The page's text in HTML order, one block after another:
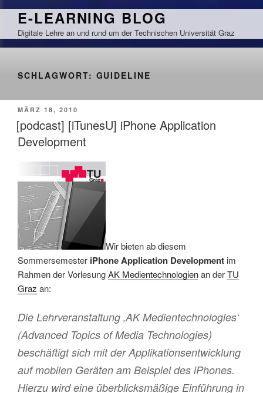
Zum
springen
E-LEARNING BLOG
Digitale Lehre an und rund um der Technischen Universität Graz
SCHLAGWORT: GUIDELINE
VERÖFFENTLICHT
AM
MÄRZ 18, 2010
[podcast] [iTunesU] iPhone Application
Development
Wir bieten ab diesem
Sommersemester iPhone Application Development im
Rahmen der VorlesungAK Medientechnologienan derTU
Graz an:
Die Lehrveranstaltung ‚AK Medientechnologies‘
(Advanced Topics of Media Technologies)
beschäftigt sich mit der Applikationsentwicklung
auf mobilen Geräten am Beispiel des iPhones.
Hierzu wird eine überblicksmäßige Einführung in